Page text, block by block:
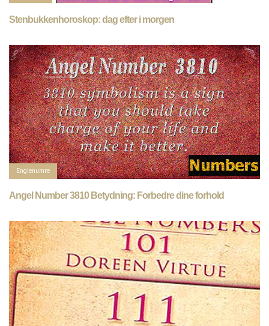
Stenbukkenhoroskop: dag efter i morgen
Englenumre
Angel Number 3810 Betydning: Forbedre dine forhold